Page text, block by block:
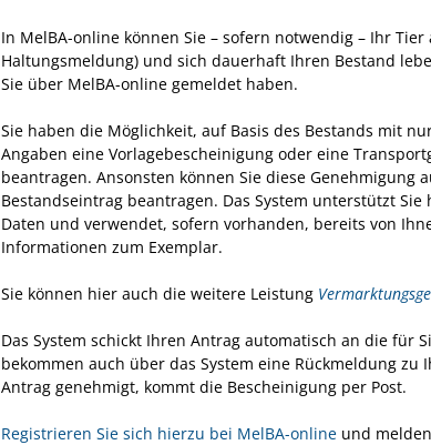
In MelBA-online können Sie – sofern notwendig – Ihr
Haltungsmeldung) und sich dauerhaft Ihren Bestand
Sie über MelBA-online gemeldet haben.
Sie haben die Möglichkeit, auf Basis des Bestands mit
Angaben eine Vorlagebescheinigung oder eine
beantragen. Ansonsten können Sie diese Genehmigung
Bestandseintrag beantragen. Das System unterstützt
Daten und verwendet, sofern vorhanden, bereits von
Informationen zum Exemplar.
Sie können hier auch die weitere Leistung
Das System schickt Ihren Antrag automatisch an die für
bekommen auch über das System eine Rückmeldung zu
Antrag genehmigt, kommt die Bescheinigung per Post.
Registrieren Sie sich hierzu bei MelBA-online und